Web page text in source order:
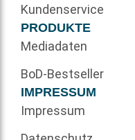
Kundenservice
PRODUKTE
Mediadaten
BoD-Bestseller
IMPRESSUM
Impressum